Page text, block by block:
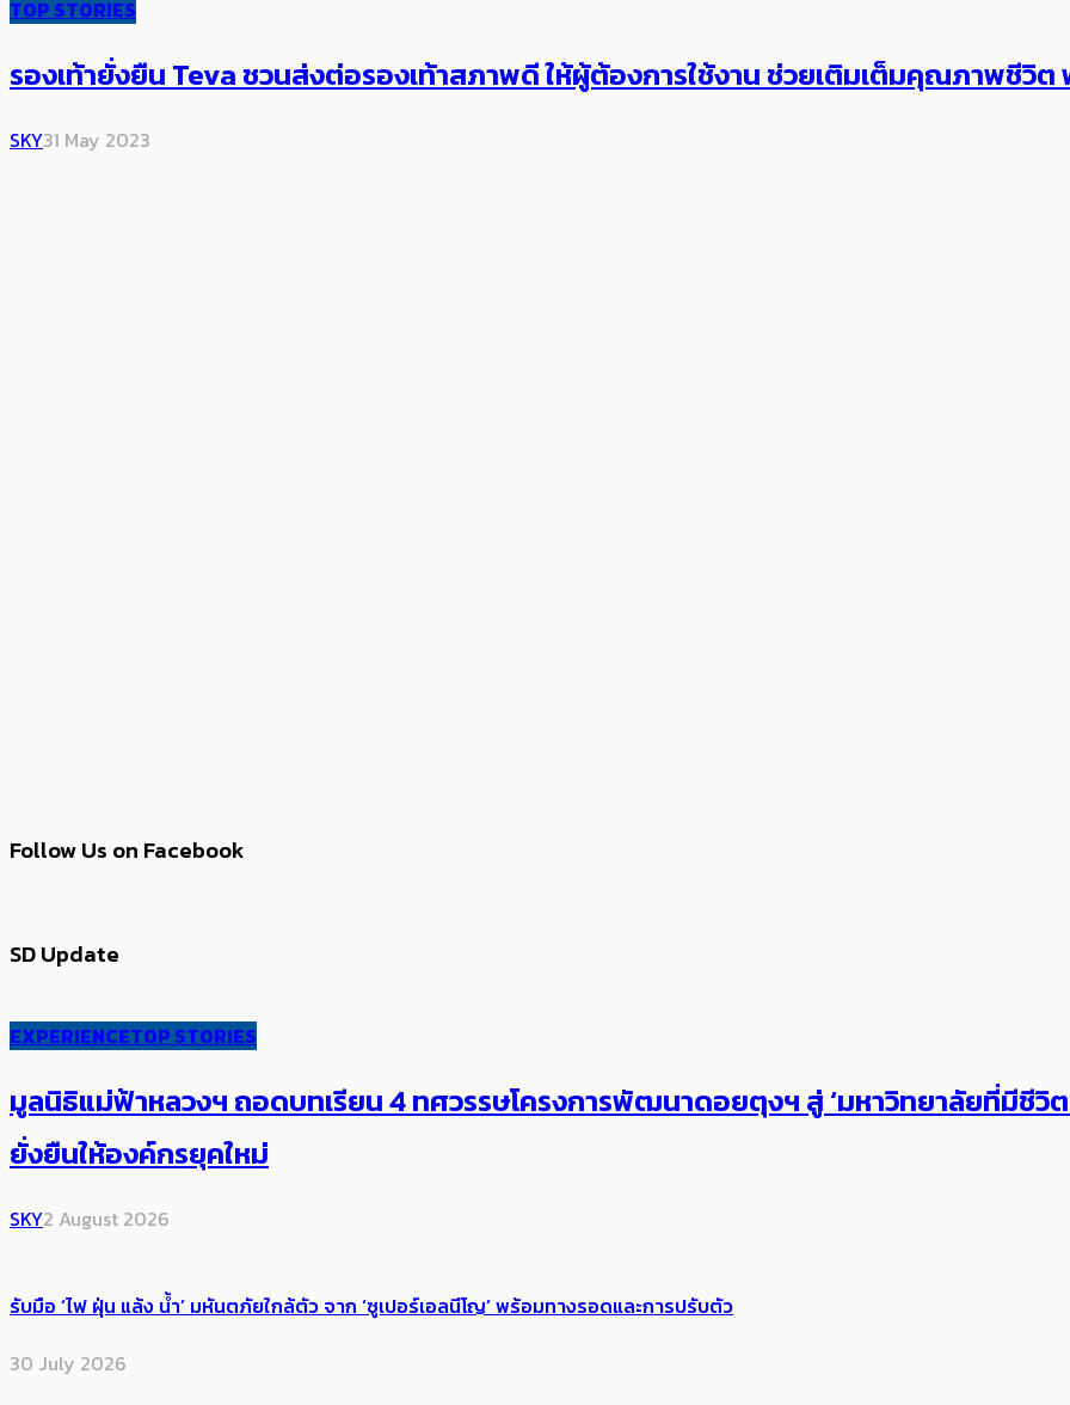
TOP STORIES
รองเท้ายั่งยืน Teva ชวนส่งต่อรองเท้า​สภาพดี ​ให้ผู้ต้องการใช้งาน ช่วยเติมเต็มคุณภาพชีวิ
SKY31 May 2023
Follow Us on Facebook
SD Update
EXPERIENCETOP STORIES
มูลนิธิแม่ฟ้าหลวงฯ ถอดบทเรียน 4 ทศวรรษโครงการพัฒนาดอยตุงฯ สู่ ‘มหาวิทยาลัยที่มีชี
ยั่งยืนให้องค์กรยุคใหม่
SKY2 August 2026
รับมือ ‘ไฟ ฝุ่น แล้ง น้ำ’ มหันตภัยใกล้ตัว จาก ‘ซูเปอร์เอลนีโญ’ พร้อมทางรอดและการปรับตัว
30 July 2026